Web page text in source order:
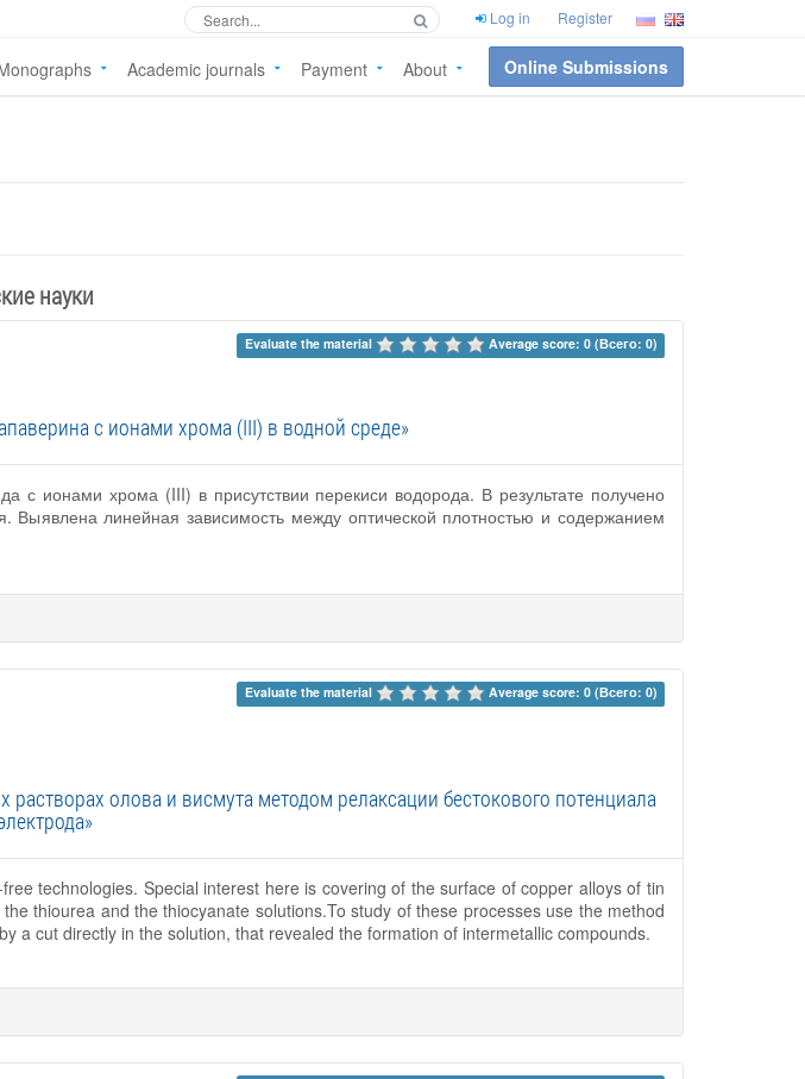
Log in Register
Academic journals Payment About Online Submissions
науки
Evaluate the material Average score: 0 (Всего: 0)
с ионами хрома (III) в водной среде»
с ионами хрома (III) в присутствии перекиси водорода. В результате получено
Выявлена линейная зависимость между оптической плотностью и содержанием
Evaluate the material Average score: 0 (Всего: 0)
олова и висмута методом релаксации бестокового потенциала
technologies. Special interest here is covering of the surface of copper alloys of tin
thiourea and the thiocyanate solutions.To study of these processes use the method
a cut directly in the solution, that revealed the formation of intermetallic compounds.